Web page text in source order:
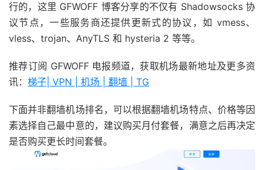
行的，这里 GFWOFF 博客分享的不仅有 Shadowsocks 协
议节点，一些服务商还提供更新式的协议，如 vmess、
vless、trojan、AnyTLS 和 hysteria 2 等等。
推荐订阅 GFWOFF 电报频道，获取机场最新地址及更多资
讯： 梯子| VPN | 机场 | 翻墙 | TG
下面并非翻墙机场排名，可以根据翻墙机场特点、价格等因
素选择自己最中意的，建议购买月付套餐，满意之后再决定
是否购买更长时间套餐。